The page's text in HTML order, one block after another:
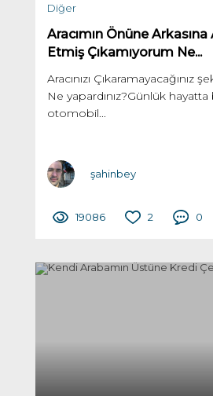
Diğer
Aracımın Önüne
Etmiş Çıkamıyorum Ne...
Aracınızı Çıkaramayacağınız
Ne yapardınız?Günlük
otomobil...
şahinbey
19086 2 0